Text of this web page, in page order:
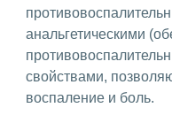
анальгетическими
свойствами,
воспаление и боль.